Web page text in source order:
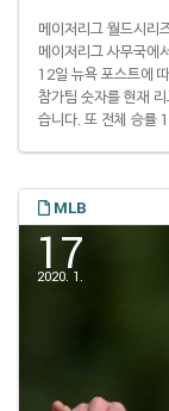
메이저리그 월드시리
메이저리그 사무국에
12일 뉴욕 포스트에
참가팀 숫자를 현재
습니다. 또 전체 승률
비전 시리즈로 직행
러야 합니다. 대신 이
있는 권한을 얻습니다..
MLB
17
2020. 1.